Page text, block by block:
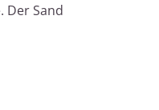
Der Sand